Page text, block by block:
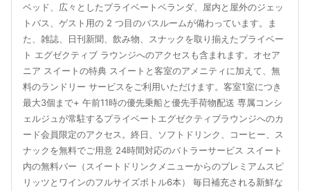
ベッド、広々としたプライベートベランダ、屋内と屋外のジェッ
トバス、ゲスト用の 2 つ目のバスルームが備わっています。ま
た、雑誌、日刊新聞、飲み物、スナックを取り揃えたプライベー
ト エグゼクティブ ラウンジへのアクセスも含まれます。オセア
ニア スイートの特典 スイートと客室のアメニティに加えて、無
料のランドリー サービスをご利用いただけます。客室1室につき
最大3個まで+ 午前11時の優先乗船と優先手荷物配送 専属コンシ
ェルジュが常駐するプライベートエグゼクティブラウンジへのカ
ード会員限定のアクセス。終日、ソフトドリンク、コーヒー、ス
ナックを無料でご用意 24時間対応のバトラーサービス スイート
内の無料バー（スイートドリンクメニューからのプレミアムスピ
リッツとワインのフルサイズボトル6本） 毎日補充される新鮮な